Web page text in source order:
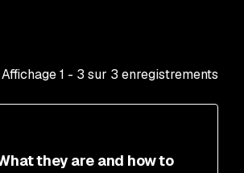
Affichage1 - 3 sur 3 enregistrements
they are and how to